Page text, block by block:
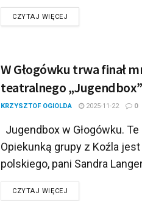
CZYTAJ WIĘCEJ
W Głogówku trwa finał
teatralnego „Jugendbox”
KRZYSZTOF OGIOLDA 2025-11-22 0
Jugendbox w Głogówku.
Opiekunką grupy z Koźla
polskiego, pani Sandra
CZYTAJ WIĘCEJ